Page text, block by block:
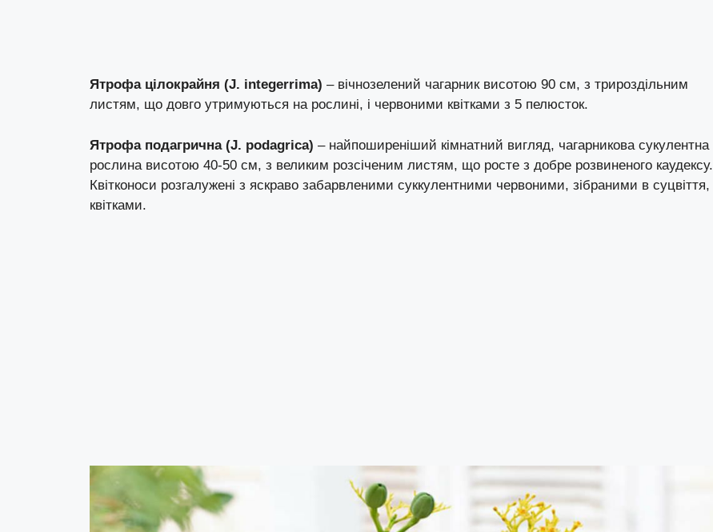
Ятрофа цілокрайня (J. integerrima) – вічнозелений чагарник висотою 90 см, з трироздільним
листям, що довго утримуються на рослині, і червоними квітками з 5 пелюсток.
Ятрофа подагрична (J. podagrica) – найпоширеніший кімнатний вигляд, чагарникова сукулентна
рослина висотою 40-50 см, з великим розсіченим листям, що росте з добре розвиненого каудексу.
Квітконоси розгалужені з яскраво забарвленими суккулентними червоними, зібраними в суцвіття,
квітками.